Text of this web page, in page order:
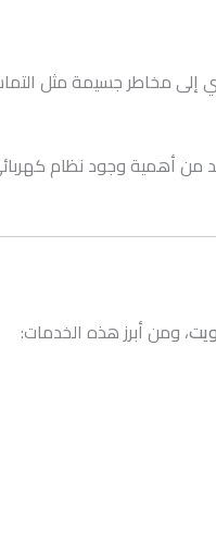
إلى مخاطر جسيمة مثل
من أهمية وجود نظام
، ومن أبرز هذه الخدمات: